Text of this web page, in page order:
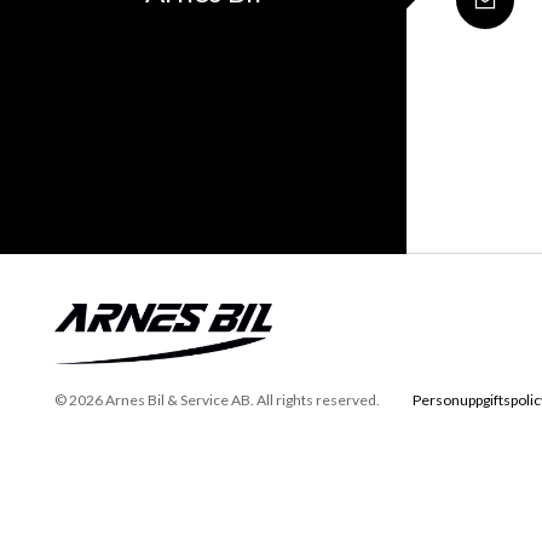
© 2026 Arnes Bil & Service AB. All rights reserved.